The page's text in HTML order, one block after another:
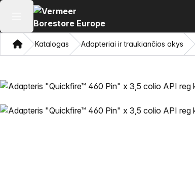
Atidaryti pagrindinį meniu
NamonKatalogas Adapteriai ir traukiančios akys